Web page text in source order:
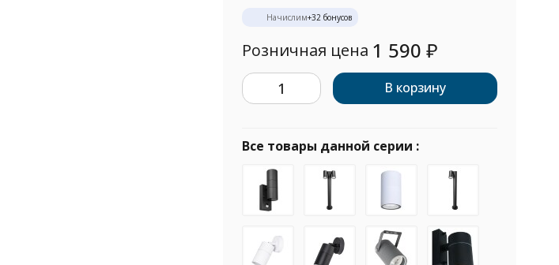
Начислим+32 бонусов
Розничная цена 1 590₽
В корзину
Все товары данной серии :